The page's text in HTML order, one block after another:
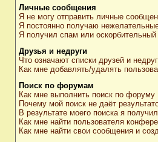
Личные сообщения
Я не могу отправить личные
Я постоянно получаю
Я получил спам или оскорбительный
Друзья и недруги
Что означают списки друзей и
Как мне добавлять/удалять
Поиск по форумам
Как мне выполнить поиск по
Почему мой поиск не даёт
В результате моего поиска я
Как мне найти пользователя
Как мне найти свои сообщения и